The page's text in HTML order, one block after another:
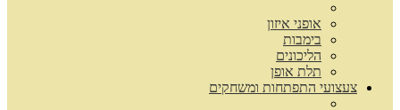
אופני איזון
בימבות
הליכונים
תלת אופן
צעצועי התפתחות ומשחקים